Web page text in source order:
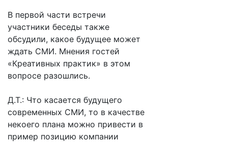
В первой части встречи
участники беседы также
обсудили, какое будущее может
ждать СМИ. Мнения гостей
«Креативных практик» в этом
вопросе разошлись.
Д.Т.: Что касается будущего
современных СМИ, то в качестве
некоего плана можно привести в
пример позицию компании